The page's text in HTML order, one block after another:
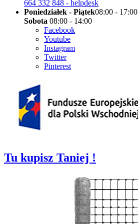
664 332 848 - helpdesk
Poniedziałek - Piątek08:00 - 17:00
Sobota 08:00 - 14:00
Facebook
Youtube
Instagram
Twitter
Pinterest
Tu kupisz Taniej !